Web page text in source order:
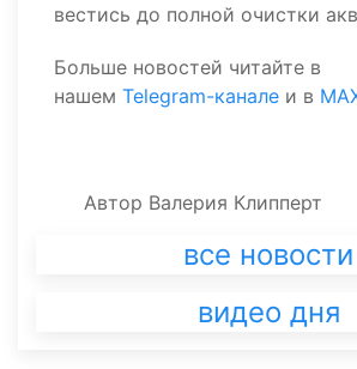
вестись до полной очистки
Больше новостей читайте в
нашем Telegram-канале и в
Автор Валерия Клипперт
все новости
видео дня